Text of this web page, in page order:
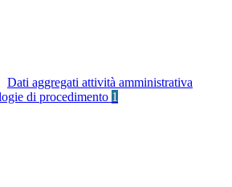
Dati aggregati attività amministrativa
di procedimento 1